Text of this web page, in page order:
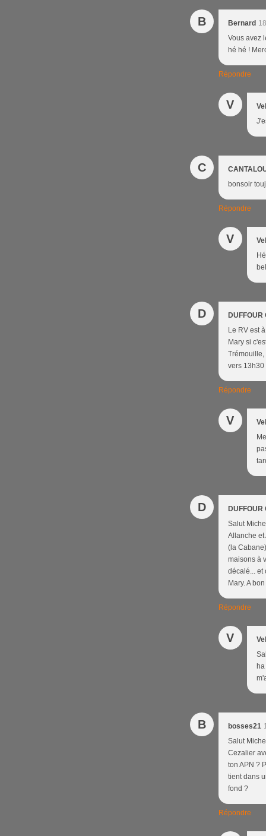
B Bernard
Vous avez
hé hé !
Répondre
V
C
bonsoir
Répondre
V
D
DUFFOUR
Le RV est
Mary si
Trémouille,
vers 13h30
Répondre
V
D
DUFFOUR
Salut
Allanche et
(la
maisons à
décalé... et
Mary. A
Répondre
V
B bosses21
Salut
Cezalier
ton APN ?
tient dans
fond ?
Répondre